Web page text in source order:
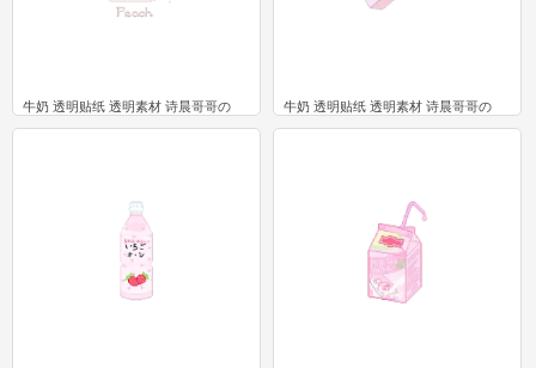
牛奶 透明贴纸 透明素材 诗晨哥哥の
2
牛奶 透明贴纸 透明素材 诗晨哥哥の
4